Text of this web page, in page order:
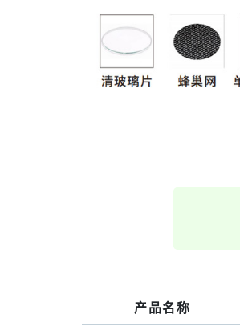
产品名称